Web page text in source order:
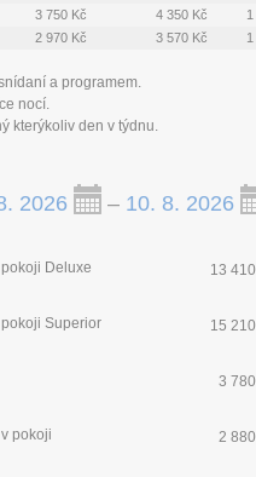
3 750 Kč 4 350 Kč
2 970 Kč 3 570 Kč
a programem.
nocí.
kterýkoliv den v týdnu.
2026 – 10. 8. 2026
Deluxe 13
Superior 15
3
pokoji 2